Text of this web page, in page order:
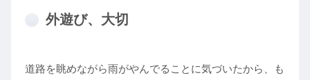
外遊び、大切
道路を眺めながら雨がやんでることに気づいたから、も